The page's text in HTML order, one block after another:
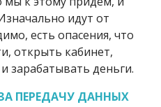
идут от
есть опасения, что
открыть кабинет,
зарабатывать деньги.
ПЕРЕДАЧУ ДАННЫХ